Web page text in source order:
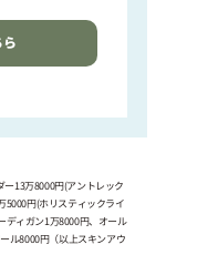
13万8000円(アントレック
5000円(ホリスティックライ
ディガン1万8000円、オール
ル8000円（以上スキンアウ